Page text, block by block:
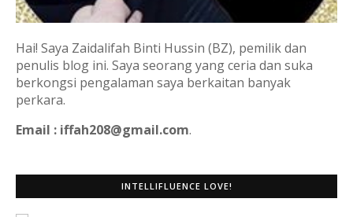
Hai! Saya Zaidalifah Binti Hussin (BZ), pemilik dan
penulis blog ini. Saya seorang yang ceria dan suka
berkongsi pengalaman saya berkaitan banyak
perkara.
Email : iffah208@gmail.com.
INTELLIFLUENCE LOVE!